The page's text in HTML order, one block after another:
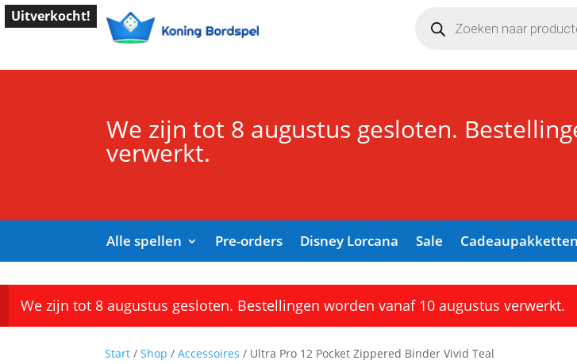
zoeken
We zijn tot 8 augustus gesloten.
verwerkt.
Alle spellen Pre-orders Disney Lorcana Sale Cadeaupakketten
We zijn tot 8 augustus gesloten. Bestellingen worden vanaf 10 augustus verwerkt.
Uitverkocht!
Start / Shop / Accessoires / Ultra Pro 12 Pocket Zippered Binder Vivid Teal